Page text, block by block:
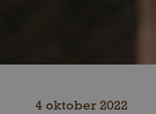
4 oktober 2022